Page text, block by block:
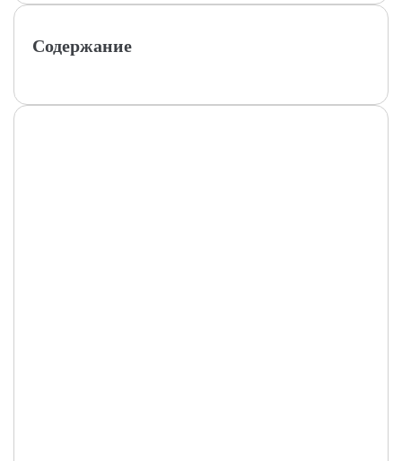
Содержание